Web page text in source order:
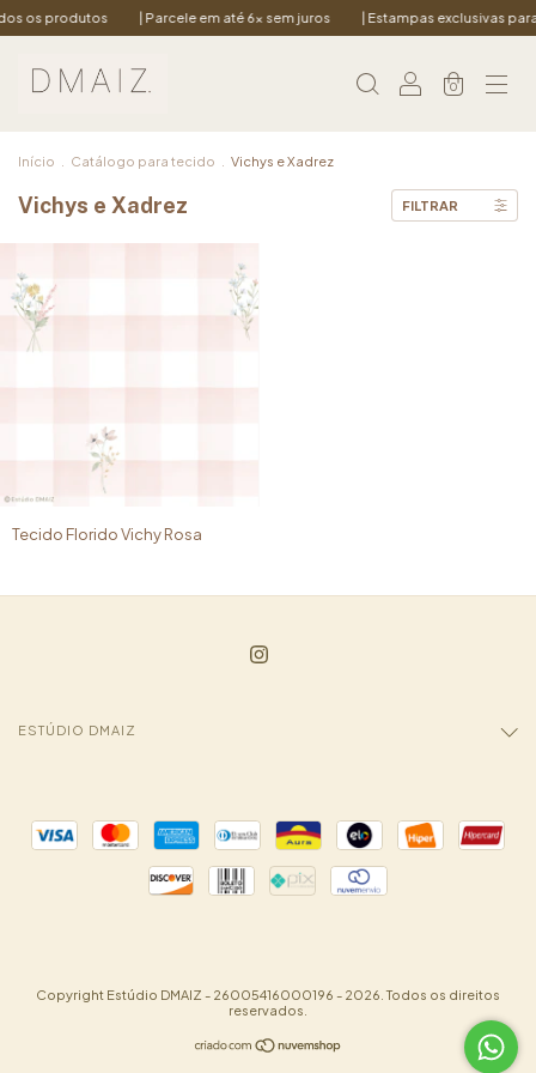
os produtos | Parcele em até 6x sem juros | Estampas exclusivas
0
Início Catálogo para tecido Vichys e Xadrez
Vichys e Xadrez FILTRAR
Tecido Florido Vichy Rosa
ESTÚDIO DMAIZ
Copyright Estúdio DMAIZ - 26005416000196 - 2026. Todos os direitos
reservados.